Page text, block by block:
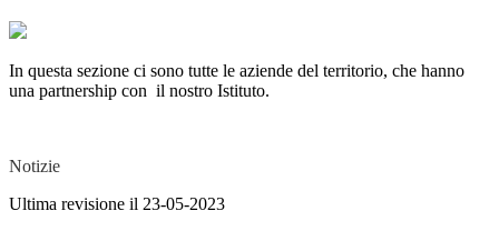
In questa sezione ci sono tutte le aziende del territorio, che hanno
una partnership con il nostro Istituto.
Notizie
Ultima revisione il 23-05-2023